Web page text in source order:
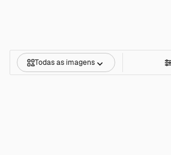
Todas as imagens